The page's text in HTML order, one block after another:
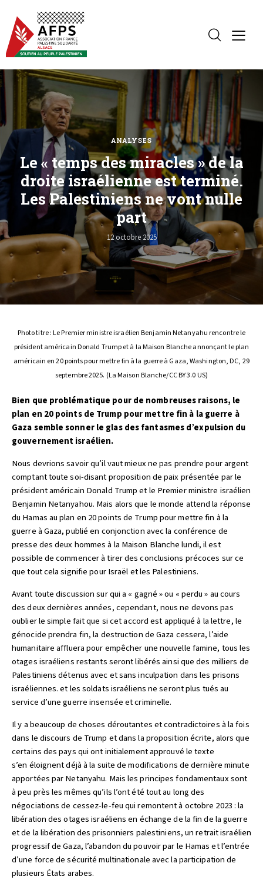
ANALYSES
Le « temps des miracles » de la
droite israélienne est terminé.
Les Palestiniens ne vont nulle
part
12 octobre 2025
Photo titre : Le Premier ministre israélien Benjamin Netanyahu rencontre le
président américain Donald Trump et à la Maison Blanche annonçant le plan
américain en 20 points pour mettre fin à la guerre à Gaza, Washington, DC, 29
septembre 2025. (La Maison Blanche/CC BY 3.0 US)
Bien que problématique pour de nombreuses raisons, le
plan en 20 points de Trump pour mettre fin à la guerre à
Gaza semble sonner le glas des fantasmes d’expulsion du
gouvernement israélien.
Nous devrions savoir qu’il vaut mieux ne pas prendre pour argent
comptant toute soi-disant proposition de paix présentée par le
président américain Donald Trump et le Premier ministre israélien
Benjamin Netanyahou. Mais alors que le monde attend la réponse
du Hamas au plan en 20 points de Trump pour mettre fin à la
guerre à Gaza, publié en conjonction avec la conférence de
presse des deux hommes à la Maison Blanche lundi, il est
possible de commencer à tirer des conclusions précoces sur ce
que tout cela signifie pour Israël et les Palestiniens.
Avant toute discussion sur qui a « gagné » ou « perdu » au cours
des deux dernières années, cependant, nous ne devons pas
oublier le simple fait que si cet accord est appliqué à la lettre, le
génocide prendra fin, la destruction de Gaza cessera, l’aide
humanitaire affluera pour empêcher une nouvelle famine, tous les
otages israéliens restants seront libérés ainsi que des milliers de
Palestiniens détenus avec et sans inculpation dans les prisons
israéliennes. et les soldats israéliens ne seront plus tués au
service d’une guerre insensée et criminelle.
Il y a beaucoup de choses déroutantes et contradictoires à la fois
dans le discours de Trump et dans la proposition écrite, alors que
certains des pays qui ont initialement approuvé le texte
s’en éloignent déjà à la suite de modifications de dernière minute
apportées par Netanyahu. Mais les principes fondamentaux sont
à peu près les mêmes qu’ils l’ont été tout au long des
négociations de cessez-le-feu qui remontent à octobre 2023 : la
libération des otages israéliens en échange de la fin de la guerre
et de la libération des prisonniers palestiniens, un retrait israélien
progressif de Gaza, l’abandon du pouvoir par le Hamas et l’entrée
d’une force de sécurité multinationale avec la participation de
plusieurs États arabes.